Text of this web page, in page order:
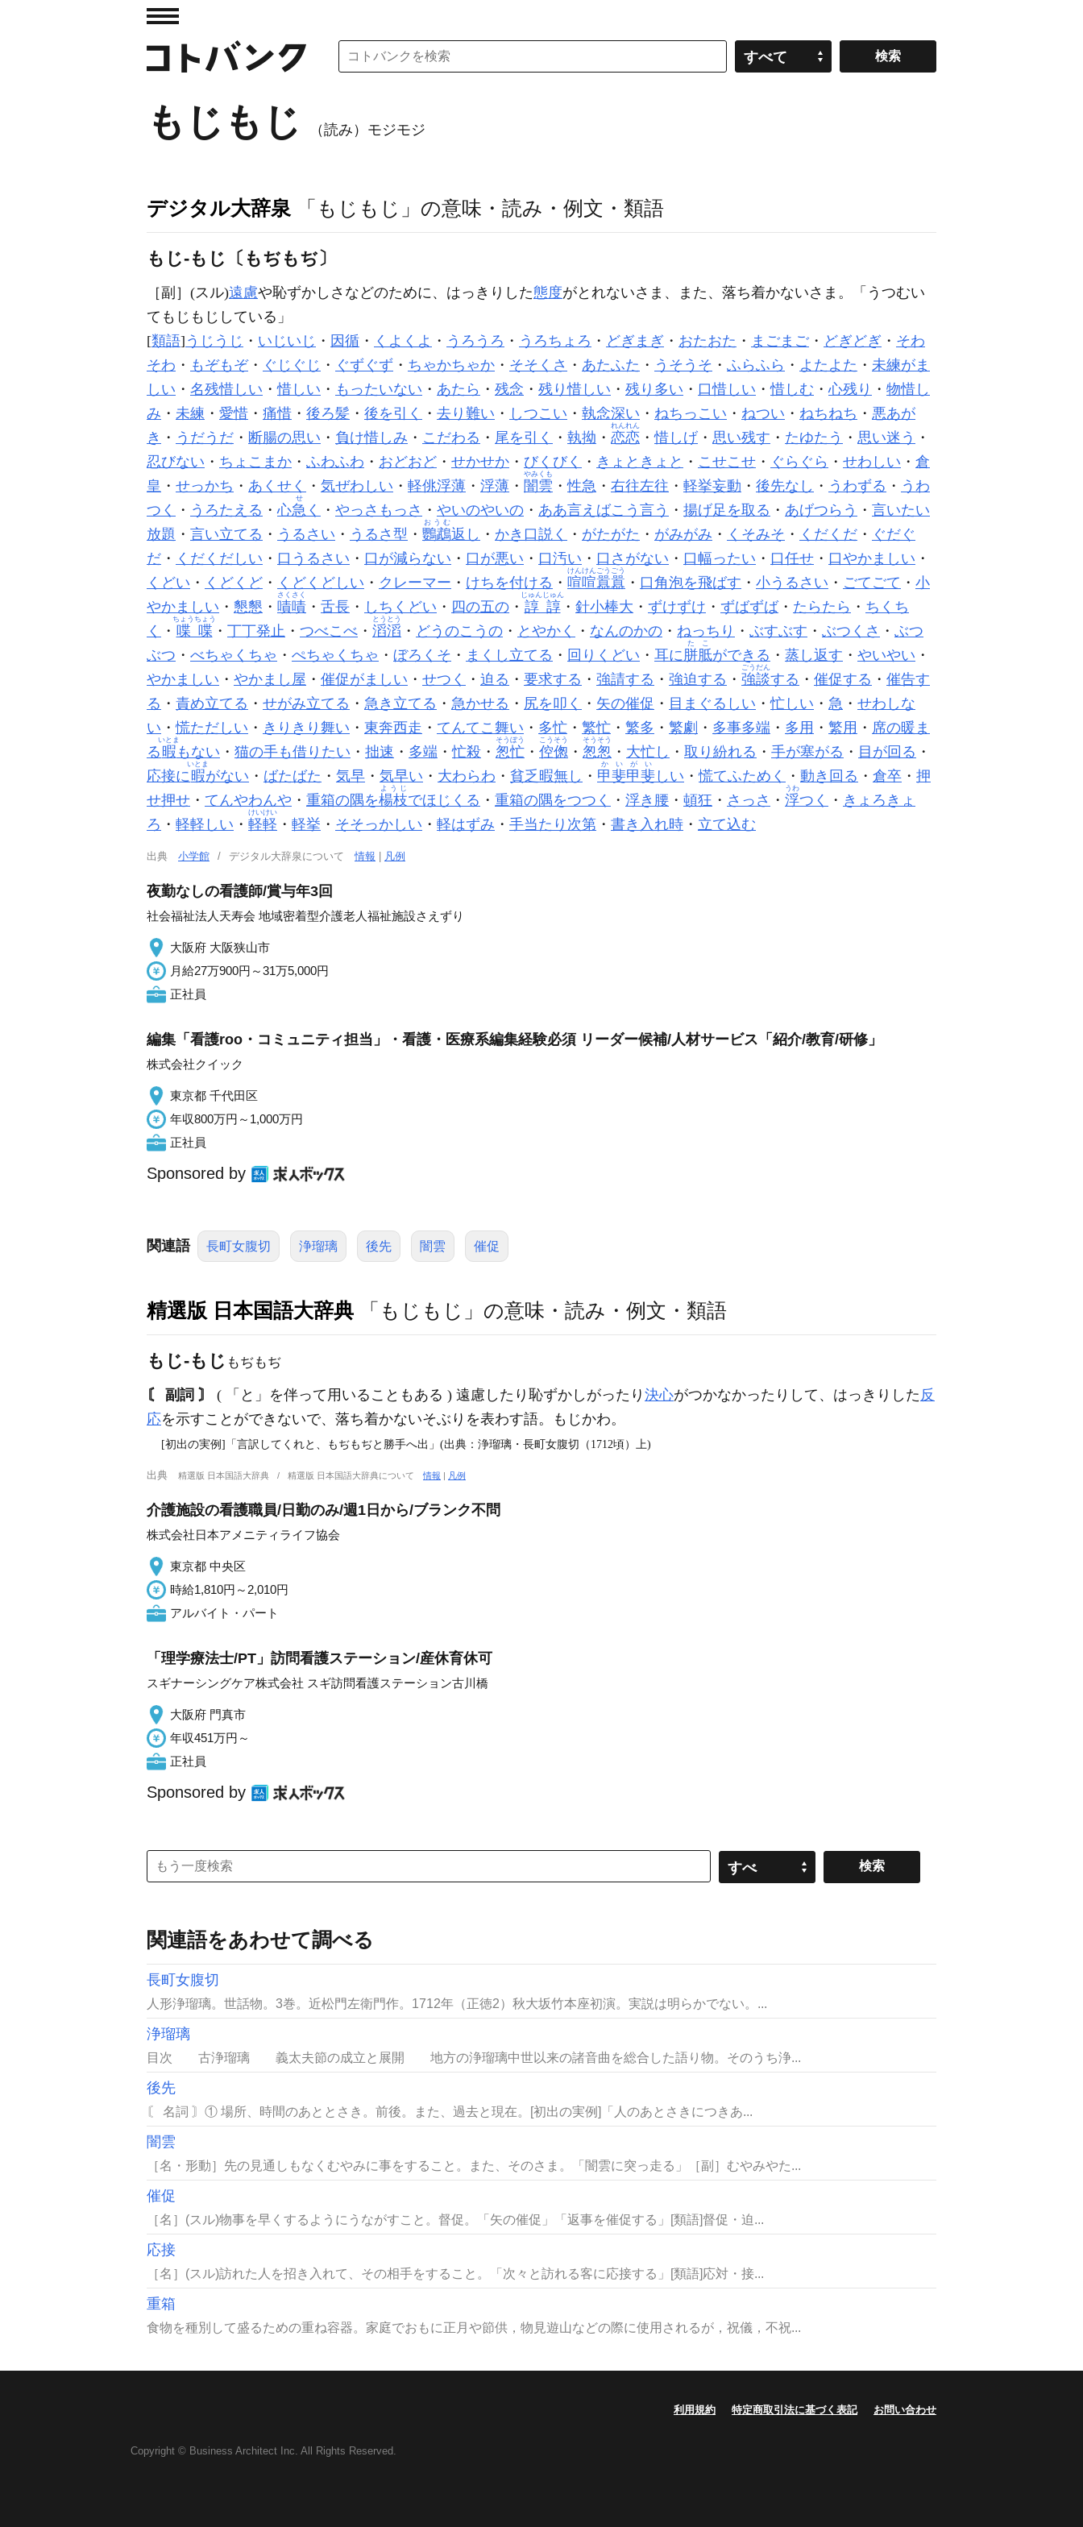
すべて
もじもじ （読み）モジモジ
デジタル大辞泉 「もじもじ」の意味・読み・例文・類語
もじ‐もじ〔もぢもぢ〕
［副］ (スル)遠慮や恥ずかしさなどのために、はっきりした態度がとれないさま、また、落ち着かないさま。「うつむい
て もじもじ している」
[類語] うじうじ ・ いじいじ ・ 因循 ・ くよくよ ・ うろうろ ・ うろちょろ ・ どぎまぎ ・ おたおた ・ まごまご ・ どぎどぎ ・ そわ
そわ ・ もぞもぞ・ ぐじぐじ ・ ぐずぐず ・ ちゃかちゃか ・ そそくさ ・ あたふた ・ うそうそ ・ ふらふら ・ よたよた ・ 未練がま
しい ・ 名残惜しい ・惜しい ・ もったいない ・ あたら ・ 残念 ・ 残り惜しい ・ 残り多い ・ 口惜しい ・惜しむ ・心残り ・ 物惜し
み ・ 未練 ・ 愛惜 ・ 痛惜 ・ 後ろ髪 ・ 後を引く ・ 去り難い ・ しつこい ・ 執念深い ・ ねちっこい ・ ねつい ・ ねちねち ・ 悪あが
き ・ うだうだ ・ 断腸の思い ・ 負け惜しみ ・ こだわる ・ 尾を引く ・ 執拗 ・ 恋恋
れんれん
・惜しげ ・ 思い残す ・ たゆたう ・ 思い迷う ・
忍びない ・ ちょこまか ・ ふわふわ ・ おどおど ・ せかせか ・ びくびく ・ きょときょと ・ こせこせ ・ ぐらぐら ・ せわしい ・ 倉
皇 ・ せっかち ・ あくせく ・ 気ぜわしい ・ 軽佻浮薄 ・ 浮薄 ・ 闇雲
やみくも
・性急 ・ 右往左往 ・ 軽挙妄動 ・ 後先なし ・ うわずる ・ うわ
つく
・ うろたえる ・心急
せ
く ・ やっさもっさ ・ やいのやいの ・ ああ言えばこう言う ・ 揚げ足を取る ・ あげつらう ・ 言いたい
放題 ・ 言い立てる ・ うるさい ・ うるさ型 ・ 鸚鵡
おうむ
返し ・ かき口説く ・ がたがた ・ がみがみ ・ くそみそ ・ くだくだ ・ ぐだぐ
だ ・ くだくだしい ・ 口うるさい ・ 口が減らない ・ 口が悪い ・ 口汚い ・ 口さがない ・ 口幅ったい ・ 口任せ ・ 口やかましい ・
くどい ・ くどくど ・ くどくどしい ・ クレーマー ・ けちを付ける ・ 喧喧囂囂
けんけんごうごう
・ 口角泡を飛ばす ・ 小うるさい ・ ごてごて ・ 小
やかましい ・ 懇懇 ・ 嘖嘖
さくさく
・ 舌長 ・ しちくどい ・ 四の五の ・ 諄諄
じゅんじゅん
・ 針小棒大 ・ ずけずけ ・ ずばずば・ たらたら ・ ちくち
く
・ 喋喋
ちょうちょう
・ 丁丁発止 ・ つべこべ ・ 滔滔
とうとう
・ どうのこうの ・ とやかく ・ なんのかの ・ ねっちり ・ ぶすぶす ・ ぶつくさ ・ ぶつ
ぶつ ・ べちゃくちゃ ・ ぺちゃくちゃ ・ ぼろくそ ・ まくし立てる ・ 回りくどい ・ 耳に胼胝
たこ
ができる ・ 蒸し返す ・ やいやい ・
やかましい ・ やかまし屋 ・ 催促がましい ・ せつく ・ 迫る ・ 要求する ・ 強請する ・ 強迫する ・ 強談
ごうだん
する ・ 催促する ・ 催告す
る ・ 責め立てる ・ せがみ立てる ・ 急き立てる ・ 急かせる ・ 尻を叩く ・ 矢の催促 ・ 目まぐるしい ・忙しい ・ 急 ・ せわしな
い ・慌ただしい ・ きりきり舞い ・ 東奔西走 ・ てんてこ舞い ・ 多忙 ・ 繁忙 ・ 繁多 ・ 繁劇 ・ 多事多端 ・ 多用 ・ 繁用 ・ 席の暖ま
る 暇
いとま
もない ・ 猫の手も借りたい ・ 拙速 ・ 多端 ・忙殺 ・ 怱忙
そうぼう
・ 倥偬
こうそう
・ 怱怱
そうそう
・ 大忙し ・ 取り紛れる ・ 手が塞がる ・ 目が回る ・
応接に暇
いとま
がない ・ ばたばた ・ 気早 ・ 気早い ・ 大わらわ ・ 貧乏暇無し ・ 甲斐甲斐
かいがい
しい ・慌てふためく ・ 動き回る ・ 倉卒 ・ 押
せ押せ ・ てんやわんや ・ 重箱の隅を楊枝
ようじ
でほじくる ・ 重箱の隅をつつく ・ 浮き腰 ・ 頓狂 ・ さっさ ・ 浮
うわ
つく ・ きょろきょ
ろ ・ 軽軽しい ・ 軽軽
けいけい
・ 軽挙 ・ そそっかしい ・ 軽はずみ ・ 手当たり次第 ・ 書き入れ時 ・ 立て込む
出典 小学館 デジタル大辞泉について情報 凡例
夜勤なしの看護師/賞与年3回
社会福祉法人天寿会 地域密着型介護老人福祉施設さえずり
大阪府 大阪狭山市
月給27万900円～31万5,000円
正社員
編集「看護roo・コミュニティ担当」・看護・医療系編集経験必須 リーダー候補/人材サービス「紹介/教育/研修」
株式会社クイック
東京都 千代田区
年収800万円～1,000万円
正社員
Sponsored by
関連語 長町女腹切 浄瑠璃 後先 闇雲 催促
精選版 日本国語大辞典 「もじもじ」の意味・読み・例文・類語
もじ‐もじ もぢもぢ
〘 副詞 〙 ( 「と」を伴って用いることもある ) 遠慮したり恥ずかしがったり 決心がつかなかったりして、はっきりした 反
応を示すことができないで、落ち着かないそぶりを表わす語。もじかわ。
[初出の実例]「言訳してくれと、もぢもぢと勝手へ出」(出典：浄瑠璃・長町女腹切（1712頃）上)
出典 精選版 日本国語大辞典 精選版 日本国語大辞典について情報 | 凡例
介護施設の看護職員/日勤のみ/週1日から/ブランク不問
株式会社日本アメニティライフ協会
東京都 中央区
時給1,810円～2,010円
アルバイト・パート
「理学療法士/PT」訪問看護ステーション/産休育休可
スギナーシングケア株式会社 スギ訪問看護ステーション古川橋
大阪府 門真市
年収451万円～
正社員
Sponsored by
すべ
関連語をあわせて調べる
長町女腹切
人形浄瑠璃。世話物。3巻。近松門左衛門作。1712年（正徳2）秋大坂竹本座初演。実説は明らかでない。...
浄瑠璃
目次 古浄瑠璃 義太夫節の成立と展開 地方の浄瑠璃中世以来の諸音曲を総合した語り物。そのうち浄...
後先
〘 名詞 〙① 場所、時間のあととさき。前後。また、過去と現在。[初出の実例]「人のあとさきにつきあ...
闇雲
［名・形動］先の見通しもなくむやみに事をすること。また、そのさま。「闇雲に突っ走る」［副］むやみやた...
催促
［名］(スル)物事を早くするようにうながすこと。督促。「矢の催促」「返事を催促する」[類語]督促・迫...
応接
［名］(スル)訪れた人を招き入れて、その相手をすること。「次々と訪れる客に応接する」[類語]応対・接...
重箱
食物を種別して盛るための重ね容器。家庭でおもに正月や節供，物見遊山などの際に使用されるが，祝儀，不祝...
利用規約 特定商取引法に基づく表記 お問い合わせ
Copyright © Business Architect Inc. All Rights Reserved.